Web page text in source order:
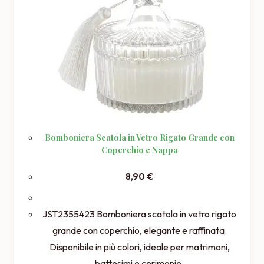
Bomboniera Scatola in Vetro Rigato Grande con
Coperchio e Nappa
8,90 €
JST2355423 Bomboniera scatola in vetro rigato
grande con coperchio, elegante e raffinata.
Disponibile in più colori, ideale per matrimoni,